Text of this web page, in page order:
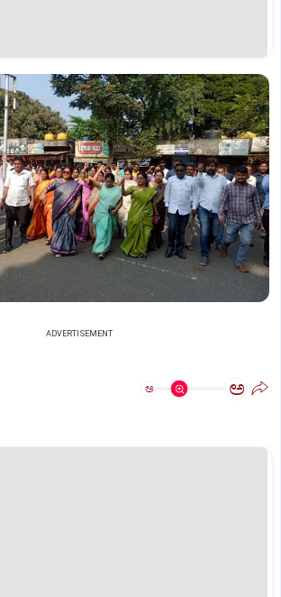
ADVERTISEMENT
ಅ ಅ